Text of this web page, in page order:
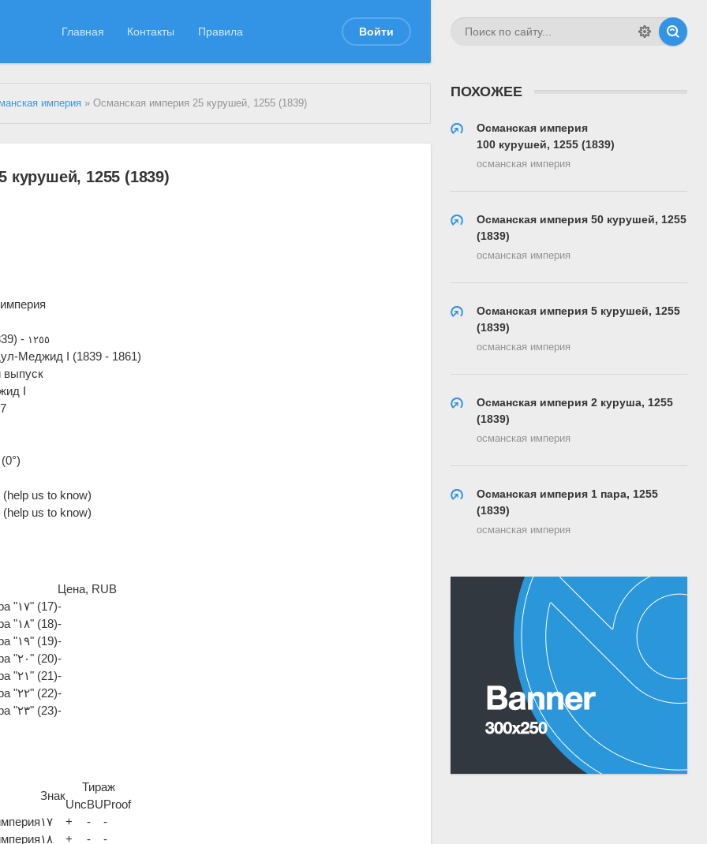
Главная Контакты Правила Войти
империя » Османская империя 25 курушей, 1255 (1839)
курушей, 1255 (1839)
- ١٢٥٥
Меджид I (1839 - 1861)
выпуск
I
us to know)
us to know)
Цена, RUB
На аверсе под тугрой цифра "١٧" (17)-
На аверсе под тугрой цифра "١٨" (18)-
На аверсе под тугрой цифра "١٩" (19)-
На аверсе под тугрой цифра "٢٠" (20)-
На аверсе под тугрой цифра "٢١" (21)-
На аверсе под тугрой цифра "٢٢" (22)-
На аверсе под тугрой цифра "٢٣" (23)-
Знак
Тираж
UncBUProof
١٧ + -
-
١٨ + -
-
ПОХОЖЕЕ
Османская империя
100 курушей, 1255 (1839)
османская империя
Османская империя 50 курушей, 1255
(1839)
османская империя
Османская империя 5 курушей, 1255
(1839)
османская империя
Османская империя 2 куруша, 1255
(1839)
османская империя
Османская империя 1 пара, 1255
(1839)
османская империя